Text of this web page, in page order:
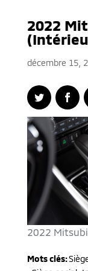
2022
décembre 15,
2022
Mots clés: